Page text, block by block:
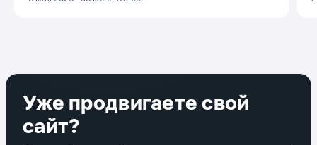
Уже продвигаете свой
сайт?